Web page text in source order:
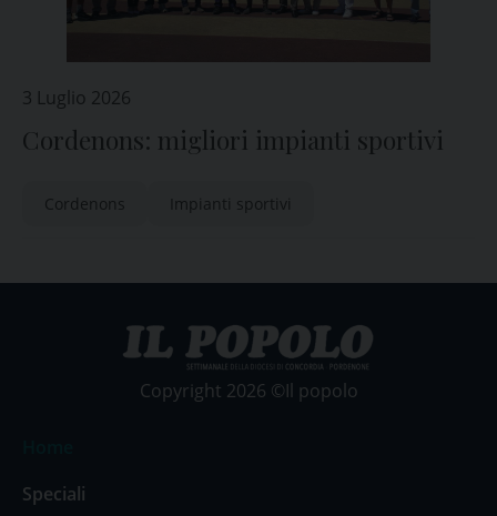
3 Luglio 2026
Cordenons: migliori impianti sportivi
Cordenons Impianti sportivi
Copyright 2026 ©Il popolo
Speciali